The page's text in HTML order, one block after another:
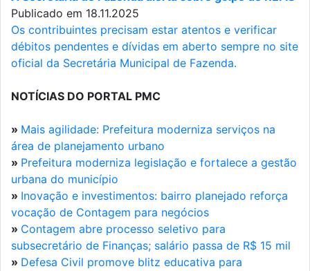
Publicado em 18.11.2025
Os contribuintes precisam estar atentos e verificar
débitos pendentes e dívidas em aberto sempre no site
oficial da Secretária Municipal de Fazenda.
NOTÍCIAS DO PORTAL PMC
» Mais agilidade: Prefeitura moderniza serviços na
área de planejamento urbano
» Prefeitura moderniza legislação e fortalece a gestão
urbana do município
» Inovação e investimentos: bairro planejado reforça
vocação de Contagem para negócios
» Contagem abre processo seletivo para
subsecretário de Finanças; salário passa de R$ 15 mil
» Defesa Civil promove blitz educativa para